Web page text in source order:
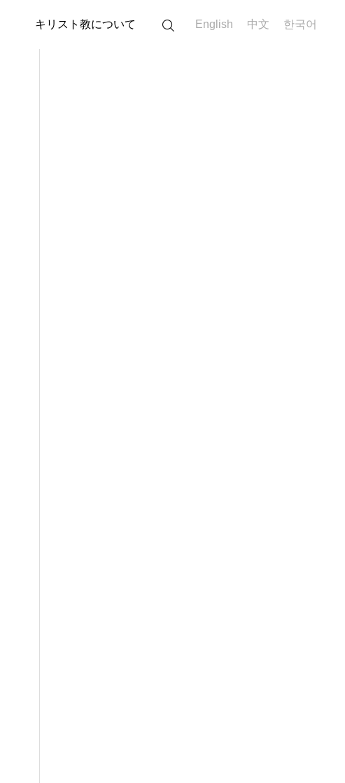
キリスト教について English 中文 한국어